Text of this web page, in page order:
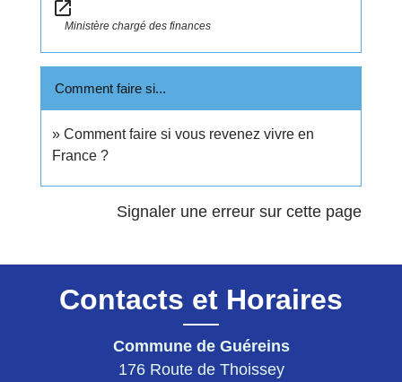
open_in_new
Ministère chargé des finances
Comment faire si...
Comment faire si vous revenez vivre en
France ?
Signaler une erreur sur cette page
Contacts et Horaires
Commune de Guéreins
176 Route de Thoissey